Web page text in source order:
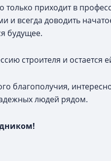
только приходит в
и всегда доводить
будущее.
строителя и остается
благополучия,
людей рядом.